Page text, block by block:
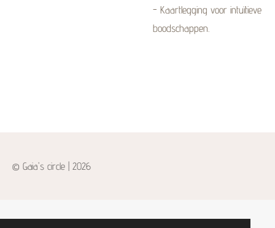
- Kaartlegging voor intuïtieve
boodschappen.
© Gaia's circle | 2026